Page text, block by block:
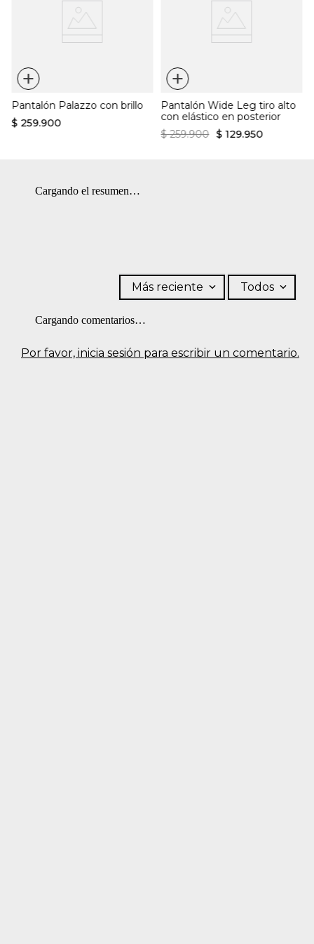
+
Pantalón Palazzo con brillo
$ 259.900
+
Pantalón Wide Leg tiro alto
con elástico en posterior
$ 259.900 $ 129.950
Cargando el resumen…
Por favor, inicia sesión para escribir un comentario.
Más reciente Todos
Cargando comentarios…